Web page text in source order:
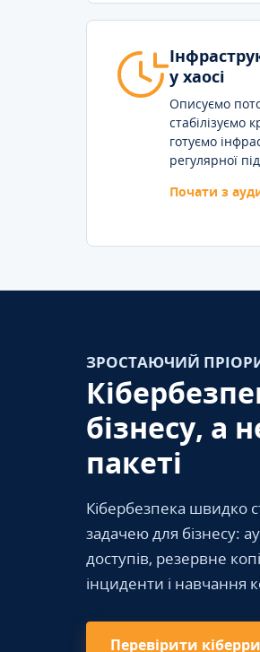
у хаосі
Описуємо
стабілізуємо
готуємо
регулярної
Почати з
ЗРОСТАЮЧИЙ
бізнесу, а
пакеті
Кібербезпека швидко
задачею для бізнесу:
доступів, резервне
інциденти і навчання
Перевірити